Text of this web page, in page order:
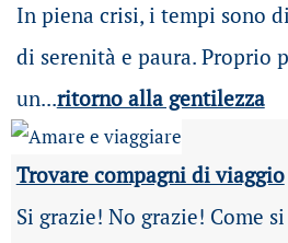
In piena crisi, i tempi sono
di serenità e paura. Proprio
un...ritorno alla gentilezza
Trovare compagni di viaggio
Si grazie! No grazie! Come